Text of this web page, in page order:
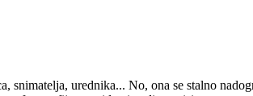
snimatelja, urednika... No, ona se stalno